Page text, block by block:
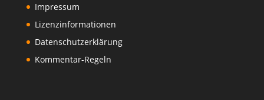
Impressum
Lizenzinformationen
Datenschutzerklärung
Kommentar-Regeln